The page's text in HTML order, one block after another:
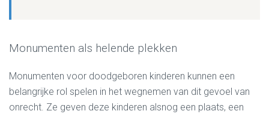
Monumenten als helende plekken
Monumenten voor doodgeboren kinderen kunnen een
belangrijke rol spelen in het wegnemen van dit gevoel van
onrecht. Ze geven deze kinderen alsnog een plaats, een